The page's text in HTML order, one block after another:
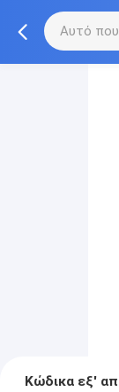
Κώδικα εξ'